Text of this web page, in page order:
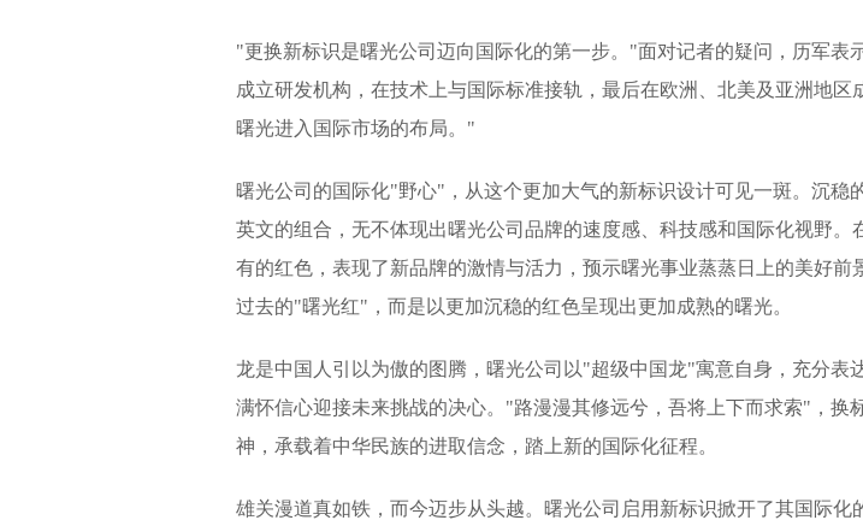
"更换新标识是曙光公司迈向国际化的第一步。"面对记者的疑问，历军表
成立研发机构，在技术上与国际标准接轨，最后在欧洲、北美及亚洲地区
曙光进入国际市场的布局。"
曙光公司的国际化"野心"，从这个更加大气的新标识设计可见一斑。沉稳
英文的组合，无不体现出曙光公司品牌的速度感、科技感和国际化视野。
有的红色，表现了新品牌的激情与活力，预示曙光事业蒸蒸日上的美好前
过去的"曙光红"，而是以更加沉稳的红色呈现出更加成熟的曙光。
龙是中国人引以为傲的图腾，曙光公司以"超级中国龙"寓意自身，充分表
满怀信心迎接未来挑战的决心。"路漫漫其修远兮，吾将上下而求索"，换
神，承载着中华民族的进取信念，踏上新的国际化征程。
雄关漫道真如铁，而今迈步从头越。曙光公司启用新标识掀开了其国际化